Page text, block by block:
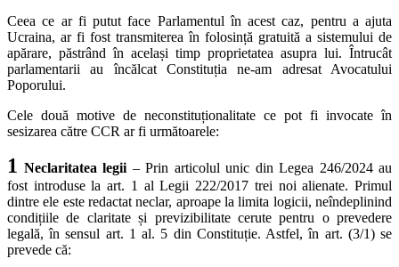
Ceea ce ar fi putut face Parlamentul în acest caz, pentru a ajuta
Ucraina, ar fi fost transmiterea în folosință gratuită a sistemului de
apărare, păstrând în același timp proprietatea asupra lui. Întrucât
parlamentarii au încălcat Constituția ne-am adresat Avocatului
Poporului.
Cele două motive de neconstituționalitate ce pot fi invocate în
sesizarea către CCR ar fi următoarele:
1 Neclaritatea legii – Prin articolul unic din Legea 246/2024 au
fost introduse la art. 1 al Legii 222/2017 trei noi alienate. Primul
dintre ele este redactat neclar, aproape la limita logicii, neîndeplinind
condițiile de claritate și previzibilitate cerute pentru o prevedere
legală, în sensul art. 1 al. 5 din Constituție. Astfel, în art. (3/1) se
prevede că: